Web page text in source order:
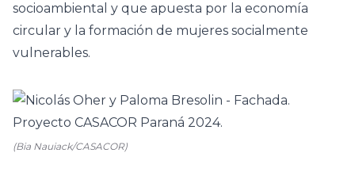
socioambiental y que apuesta por la economía
circular y la formación de mujeres socialmente
vulnerables.
(Bia Nauiack/CASACOR)